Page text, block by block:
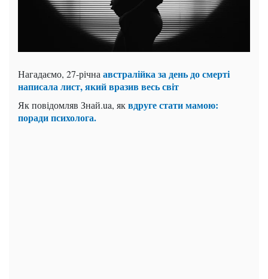
Нагадаємо, 27-річна австралійка за день до смерті
написала лист, який вразив весь світ
Як повідомляв Знай.ua, яквдруге стати мамою:
поради психолога.